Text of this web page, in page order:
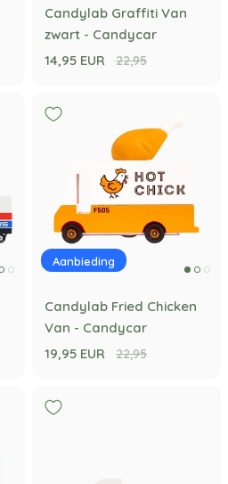
Candylab Graffiti Van
zwart - Candycar
14,95 EUR
22,95
Aanbieding
Candylab Fried Chicken
Van - Candycar
19,95 EUR
22,95